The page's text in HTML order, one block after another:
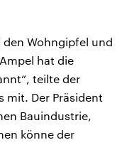
Wohngipfel und
hat die
teilte der
mit. Der Präsident
Bauindustrie,
könne der